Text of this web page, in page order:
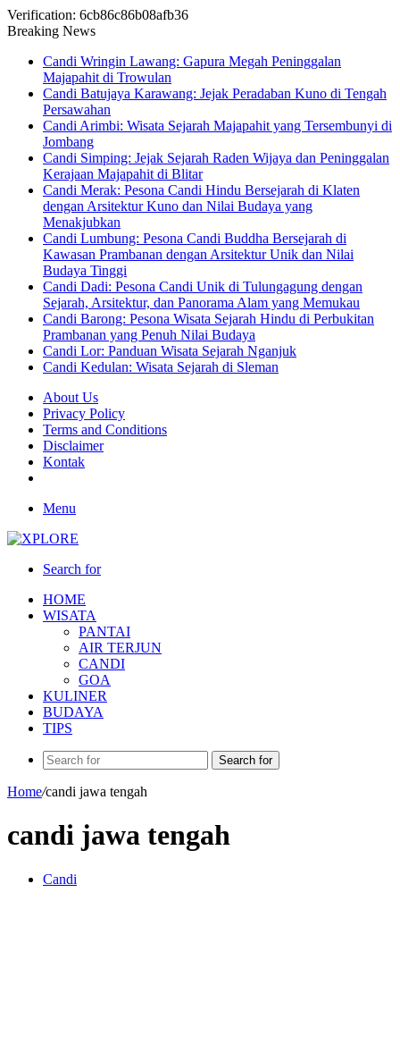
Verification: 6cb86c86b08afb36
Breaking News
Candi Wringin Lawang: Gapura Megah Peninggalan
Majapahit di Trowulan
Candi Batujaya Karawang: Jejak Peradaban Kuno di Tengah
Persawahan
Candi Arimbi: Wisata Sejarah Majapahit yang Tersembunyi di
Jombang
Candi Simping: Jejak Sejarah Raden Wijaya dan Peninggalan
Kerajaan Majapahit di Blitar
Candi Merak: Pesona Candi Hindu Bersejarah di Klaten
dengan Arsitektur Kuno dan Nilai Budaya yang
Menakjubkan
Candi Lumbung: Pesona Candi Buddha Bersejarah di
Kawasan Prambanan dengan Arsitektur Unik dan Nilai
Budaya Tinggi
Candi Dadi: Pesona Candi Unik di Tulungagung dengan
Sejarah, Arsitektur, dan Panorama Alam yang Memukau
Candi Barong: Pesona Wisata Sejarah Hindu di Perbukitan
Prambanan yang Penuh Nilai Budaya
Candi Lor: Panduan Wisata Sejarah Nganjuk
Candi Kedulan: Wisata Sejarah di Sleman
About Us
Privacy Policy
Terms and Conditions
Disclaimer
Kontak
Menu
Search for
HOME
WISATA
PANTAI
AIR TERJUN
CANDI
GOA
KULINER
BUDAYA
TIPS
Search for
Home/candi jawa tengah
candi jawa tengah
Candi